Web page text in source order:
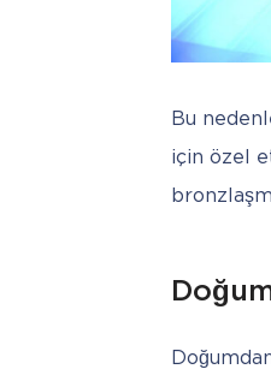
Bu
için özel